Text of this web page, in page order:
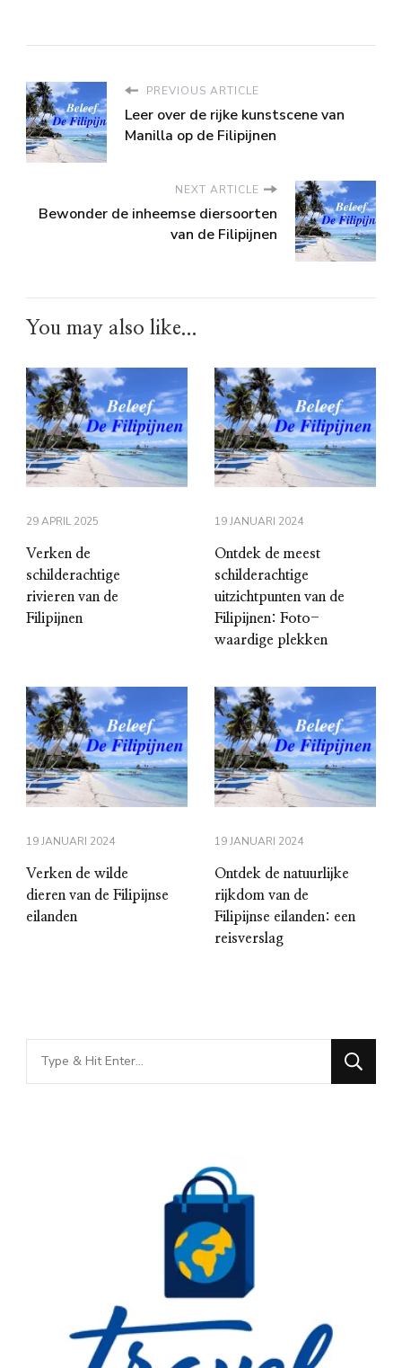
PREVIOUS ARTICLE
Leer over de rijke kunstscene van
Manilla op de Filipijnen
NEXT ARTICLE
Bewonder de inheemse diersoorten
van de Filipijnen
You may also like...
29 APRIL 2025
Verken de
schilderachtige
rivieren van de
Filipijnen
19 JANUARI 2024
Ontdek de meest
schilderachtige
uitzichtpunten van de
Filipijnen: Foto-
waardige plekken
19 JANUARI 2024
Verken de wilde
dieren van de Filipijnse
eilanden
19 JANUARI 2024
Ontdek de natuurlijke
rijkdom van de
Filipijnse eilanden: een
reisverslag
Looking
for